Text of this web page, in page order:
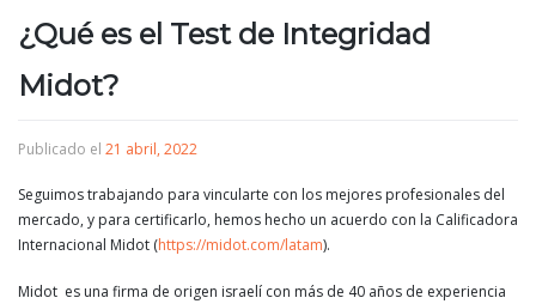
¿Qué es el Test de Integridad
Midot?
Publicado el 21 abril, 2022
Seguimos trabajando para vincularte con los mejores profesionales del
mercado, y para certificarlo, hemos hecho un acuerdo con la Calificadora
Internacional Midot (https://midot.com/latam).
Midot es una firma de origen israelí con más de 40 años de experiencia